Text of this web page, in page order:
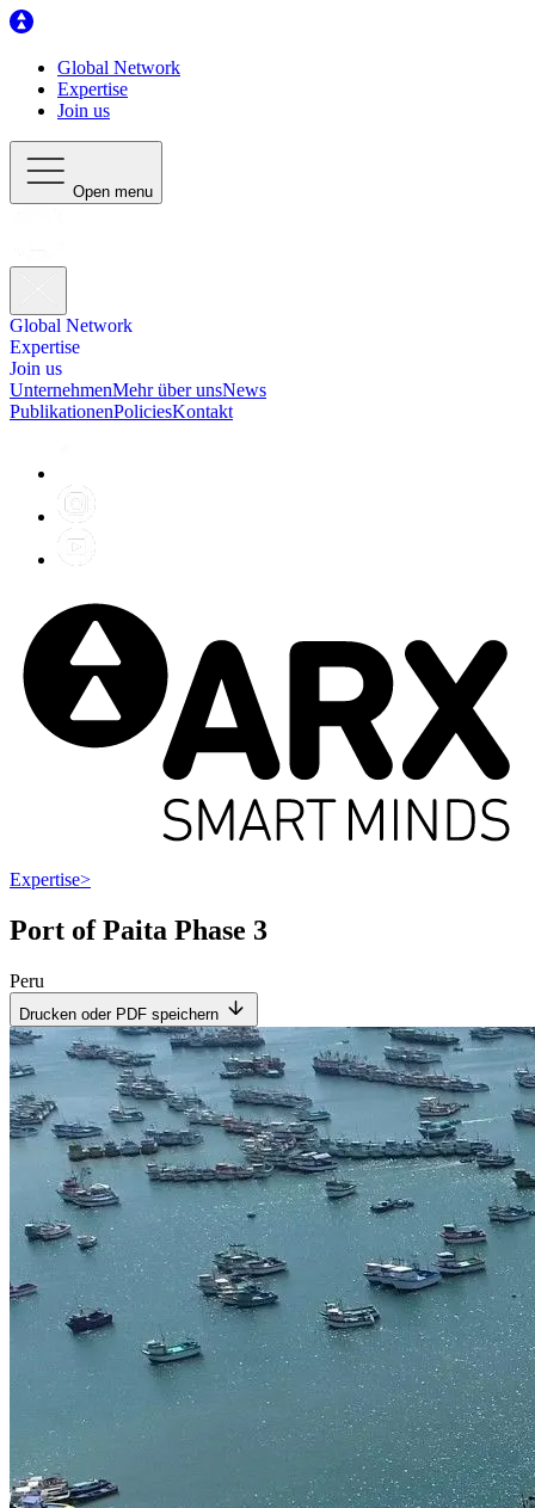
Global Network
Expertise
Join us
Open menu
Global Network
Expertise
Join us
UnternehmenMehr über unsNews
PublikationenPoliciesKontakt
Expertise>
Port of Paita Phase 3
Peru
Drucken oder PDF speichern